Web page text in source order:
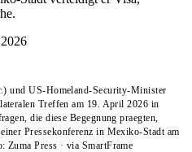
und US-Homeland-Security-Minister
Treffen am 19. April 2026 in
die diese Begegnung praegten,
Pressekonferenz in Mexiko-Stadt am
Zuma Press · via SmartFrame